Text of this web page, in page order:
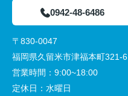
0942-48-6486
〒830-0047
福岡県久留米市津福本町321-6
営業時間： 9:00~18:00
定休日： 水曜日